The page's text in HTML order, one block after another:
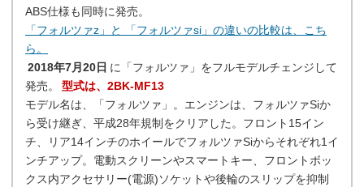
ABS仕様も同時に発売。
「フォルツァz」と 「フォルツァsi」の違いの比較は、こち
ら。
2018年7月20日 に「フォルツァ」をフルモデルチェンジして
発売。
型式は、2BK-MF13
モデル名は、「フォルツァ」。エンジンは、フォルツァSiか
ら受け継ぎ、平成28年規制をクリアした。フロント15イン
チ、リア14インチのホイールでフォルツァSiからそれぞれ1イ
ンチアップ。電動スクリーンやスマートキー、フロントボッ
クス内アクセサリー(電源)ソケットや後輪のスリップを抑制